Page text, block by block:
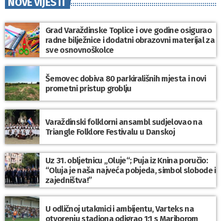
Grad Varaždinske Toplice i ove godine osigurao
radne bilježnice i dodatni obrazovni materijal za
sve osnovnoškolce
Šemovec dobiva 80 parkirališnih mjesta i novi
prometni pristup groblju
Varaždinski folklorni ansambl sudjelovao na
Triangle Folklore Festivalu u Danskoj
Uz 31. obljetnicu „Oluje“; Puja iz Knina poručio:
“Oluja je naša najveća pobjeda, simbol slobode i
zajedništva!”
U odličnoj utakmici i ambijentu, Varteks na
otvorenju stadiona odigrao 1:1 s Mariborom